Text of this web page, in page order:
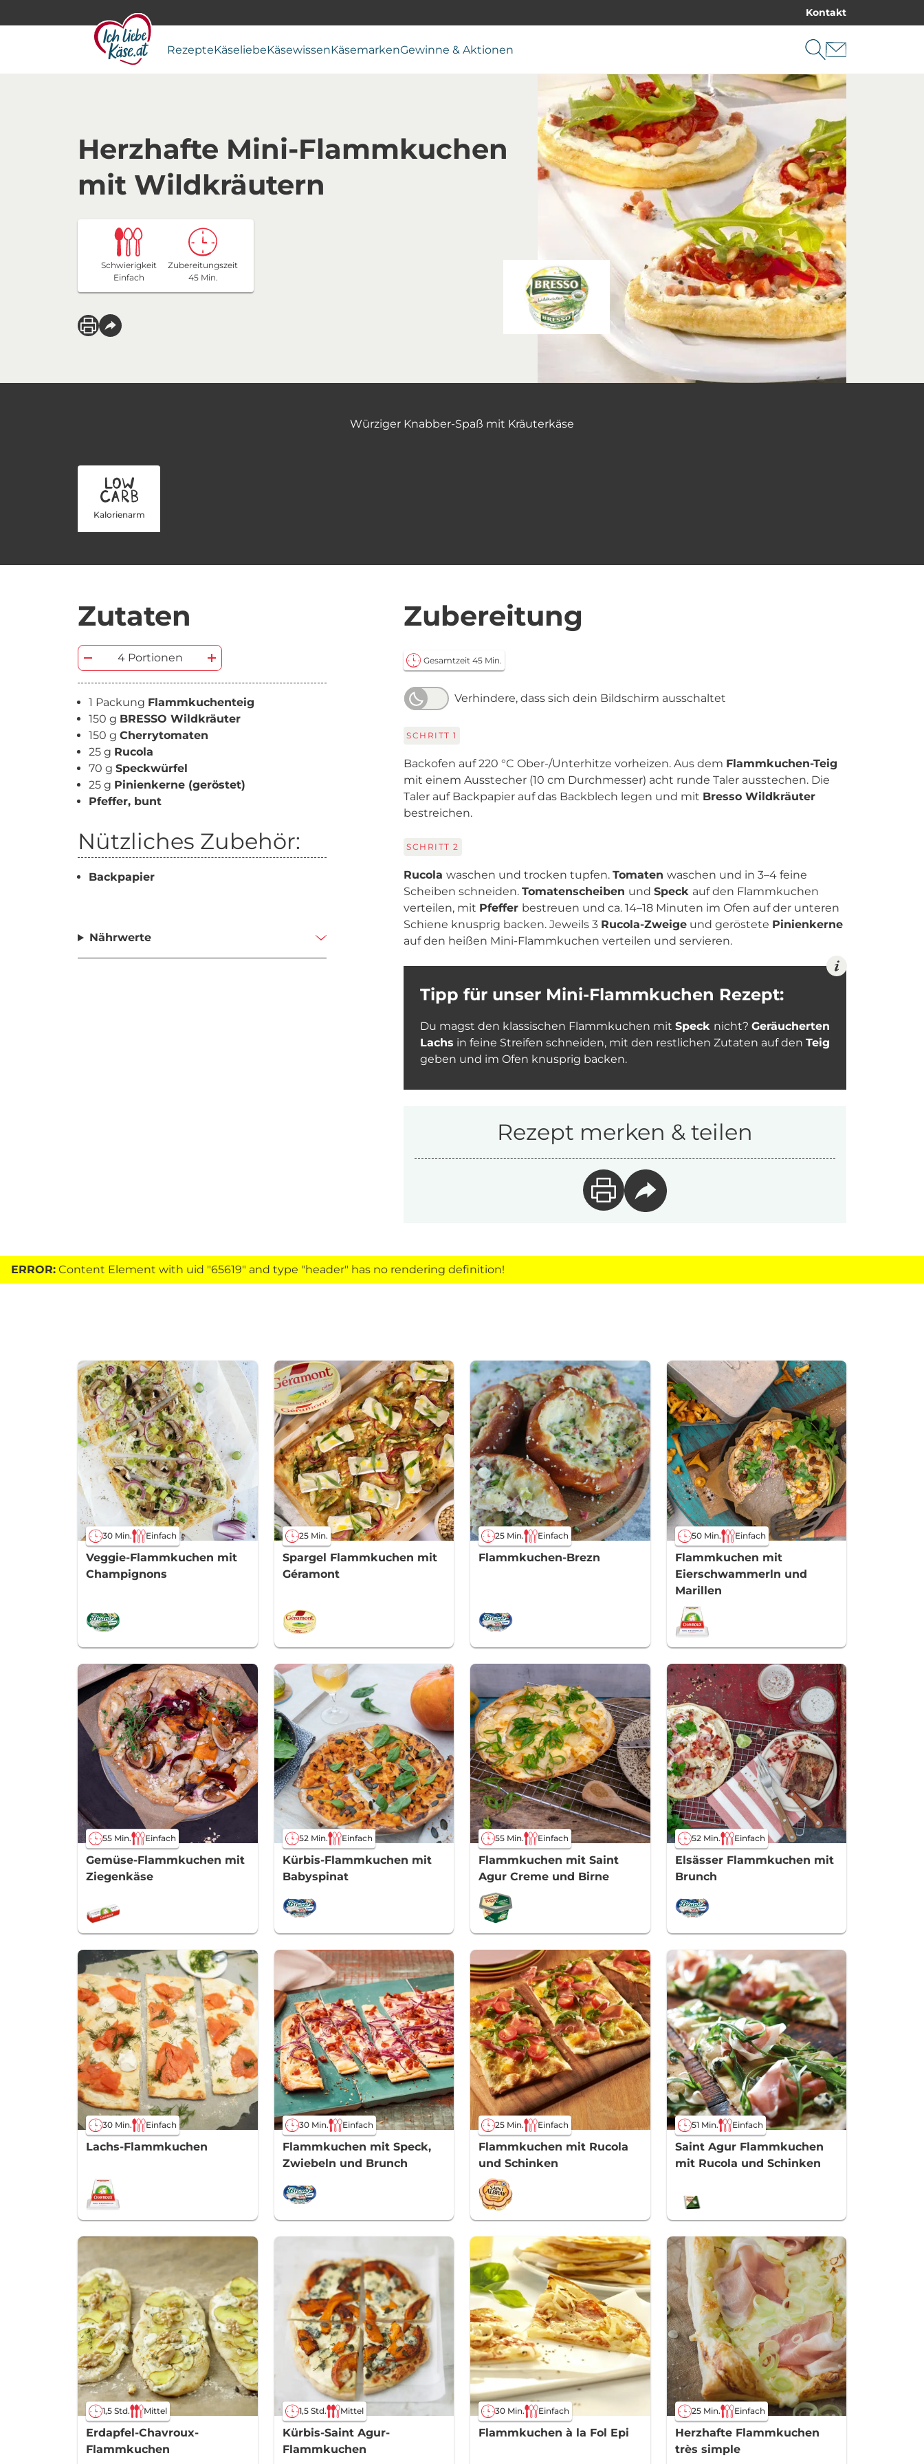
Kontakt
RezepteKäseliebeKäsewissenKäsemarkenGewinne & Aktionen
Herzhafte Mini-Flammkuchen
mit Wildkräutern
Schwierigkeit
Einfach
Zubereitungszeit
45 Min.
Würziger Knabber-Spaß mit Kräuterkäse
Kalorienarm
Zutaten
4 Portionen
1 Packung Flammkuchenteig
150 g BRESSO Wildkräuter
150 g Cherrytomaten
25 g Rucola
70 g Speckwürfel
25 g Pinienkerne (geröstet)
Pfeffer, bunt
Nützliches Zubehör:
Backpapier
Nährwerte
Zubereitung
Gesamtzeit 45 Min.
Verhindere, dass sich dein Bildschirm ausschaltet
SCHRITT 1
Backofen auf 220 °C Ober-/Unterhitze vorheizen. Aus dem Flammkuchen-Teig
mit einem Ausstecher (10 cm Durchmesser) acht runde Taler ausstechen. Die
Taler auf Backpapier auf das Backblech legen und mit Bresso Wildkräuter
bestreichen.
SCHRITT 2
Rucola waschen und trocken tupfen. Tomaten waschen und in 3–4 feine
Scheiben schneiden. Tomatenscheiben und Speck auf den Flammkuchen
verteilen, mit Pfeffer bestreuen und ca. 14–18 Minuten im Ofen auf der unteren
Schiene knusprig backen. Jeweils 3 Rucola-Zweige und geröstete Pinienkerne
auf den heißen Mini-Flammkuchen verteilen und servieren.
Tipp für unser Mini-Flammkuchen Rezept:
Du magst den klassischen Flammkuchen mit Speck nicht? Geräucherten
Lachs in feine Streifen schneiden, mit den restlichen Zutaten auf den Teig
geben und im Ofen knusprig backen.
Rezept merken & teilen
ERROR: Content Element with uid "65619" and type "header" has no rendering definition!
30 Min. Einfach
Veggie-Flammkuchen mit
Champignons
25 Min.
Spargel Flammkuchen mit
Géramont
25 Min. Einfach
Flammkuchen-Brezn
50 Min. Einfach
Flammkuchen mit
Eierschwammerln und
Marillen
55 Min. Einfach
Gemüse-Flammkuchen mit
Ziegenkäse
52 Min. Einfach
Kürbis-Flammkuchen mit
Babyspinat
55 Min. Einfach
Flammkuchen mit Saint
Agur Creme und Birne
52 Min. Einfach
Elsässer Flammkuchen mit
Brunch
30 Min. Einfach
Lachs-Flammkuchen
30 Min. Einfach
Flammkuchen mit Speck,
Zwiebeln und Brunch
25 Min. Einfach
Flammkuchen mit Rucola
und Schinken
51 Min. Einfach
Saint Agur Flammkuchen
mit Rucola und Schinken
1,5 Std. Mittel
Erdapfel-Chavroux-
Flammkuchen
1,5 Std. Mittel
Kürbis-Saint Agur-
Flammkuchen
30 Min. Einfach
Flammkuchen à la Fol Epi
25 Min. Einfach
Herzhafte Flammkuchen
très simple